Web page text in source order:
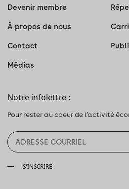
Devenir membre
À propos de nous
Contact
Médias
Notre infolettre :
Pour rester au coeur de l’activité
S'INSCRIRE